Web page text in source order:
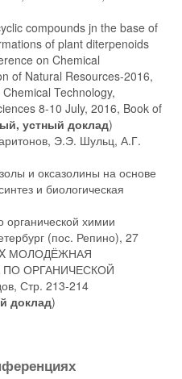
compounds jn the base of
of plant diterpenoids
on Chemical
of Natural Resources-2016,
Technology,
8-10 July, 2016, Book of
устный доклад)
Э.Э. Шульц, А.Г.
и оксазолины на основе
и биологическая
химии
(пос. Репино), 27
МОЛОДЁЖНАЯ
ОРГАНИЧЕСКОЙ
Стр. 213-214
доклад)